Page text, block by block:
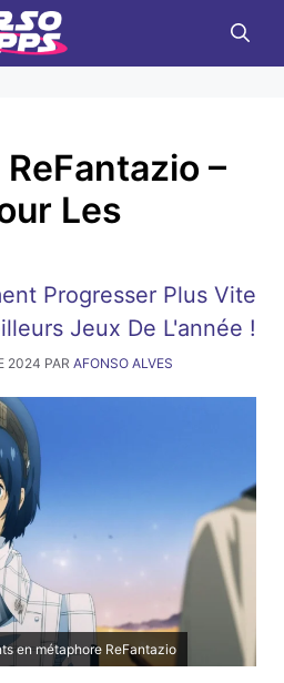
–
Les
Progresser Plus Vite
Jeux De L'année !
2024 PAR AFONSO ALVES
en métaphore ReFantazio